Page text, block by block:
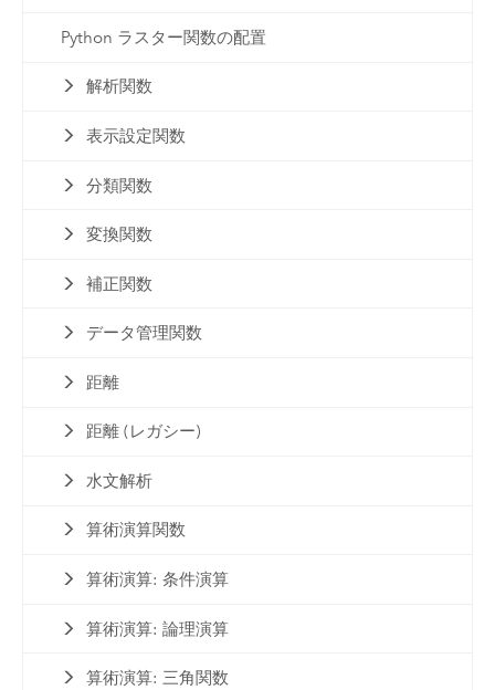
Python ラスター関数の配置
解析関数
表示設定関数
分類関数
変換関数
補正関数
データ管理関数
距離
距離 (レガシー)
水文解析
算術演算関数
算術演算: 条件演算
算術演算: 論理演算
算術演算: 三角関数